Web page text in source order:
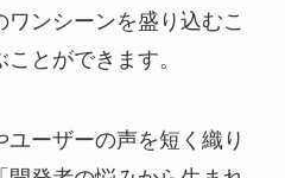
ンシーンを盛り込むこ
とができます。
ユーザーの声を短く織り